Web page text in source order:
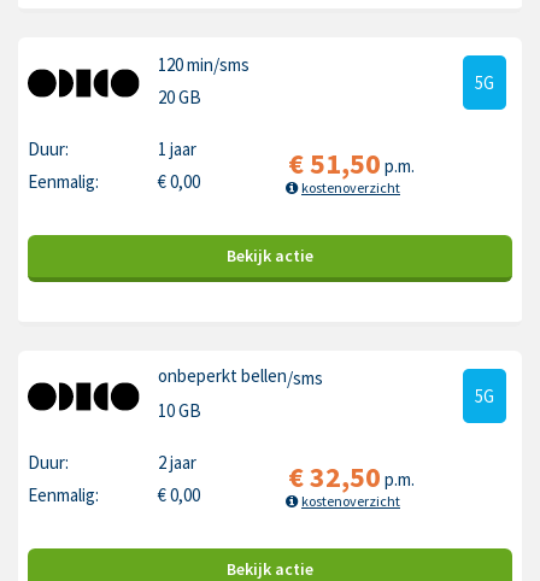
120 min/sms
20 GB
5G
Duur:
1 jaar
Eenmalig:
€0,00 €51,50 p.m.
kostenoverzicht
Bekijk actie
onbeperkt bellen/sms
10 GB
5G
Duur:
2 jaar
Eenmalig:
€0,00 €32,50 p.m.
kostenoverzicht
Bekijk actie